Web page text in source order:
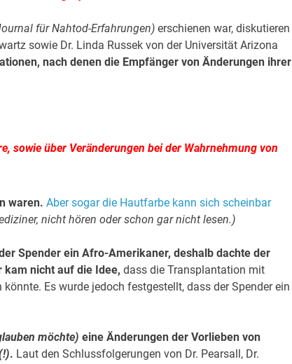
für Nahtod-Erfahrungen)erschienen war, diskutieren
sowie Dr. Linda Russek von der Universität Arizona
nach denen die Empfänger von Änderungen ihrer
sowie über Veränderungen bei der Wahrnehmung von
waren. Aber sogar die Hautfarbe kann sich scheinbar
nicht hören oder schon gar nicht lesen.)
Spender ein Afro-Amerikaner, deshalb dachte der
kam nicht auf die Idee, dass die Transplantation mit
Es wurde jedoch festgestellt, dass der Spender ein
möchte) eine Änderungen der Vorlieben von
. Laut den Schlussfolgerungen von Dr. Pearsall, Dr.